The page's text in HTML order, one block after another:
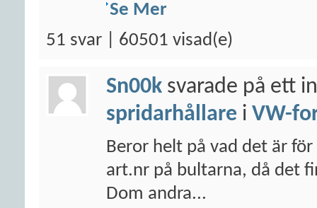
Se Mer
51 svar | 60501 visad(e)
Sn00k svarade på ett
spridarhållare i VW-
Beror helt på vad det är
art.nr på bultarna, då det
Dom andra...